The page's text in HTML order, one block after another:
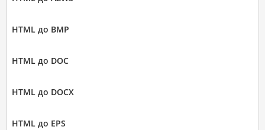
HTML до BMP
HTML до DOC
HTML до DOCX
HTML до EPS